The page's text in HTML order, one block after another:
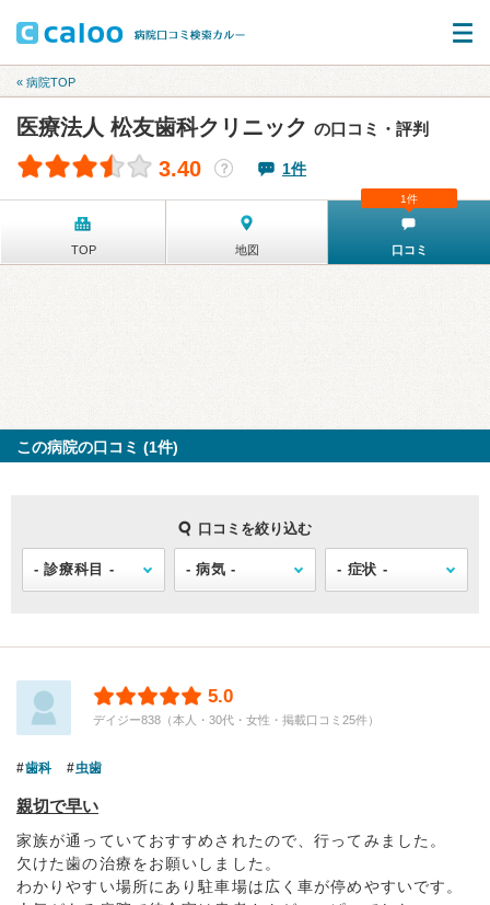
« 病院TOP
医療法人 松友歯科クリニック の口コミ・評判
3.40 ？ 1件
TOP 地図 口コミ
1件
この病院の口コミ (1件)
口コミを絞り込む
5.0
デイジー838（本人・30代・女性・掲載口コミ25件）
歯科 虫歯
親切で早い
家族が通っていておすすめされたので、行ってみました。
欠けた歯の治療をお願いしました。
わかりやすい場所にあり駐車場は広く車が停めやすいです。